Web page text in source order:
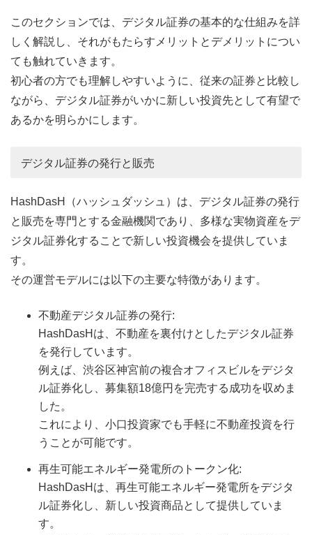
このセクションでは、デジタル証券の基本的な仕組みを詳
しく解説し、それがもたらすメリットとデメリットについ
ても触れていきます。
初心者の方でも理解しやすいように、従来の証券と比較し
ながら、デジタル証券がいかに新しい投資先として有望で
あるかを明らかにします。
デジタル証券の発行と販売
HashDasH（ハッシュダッシュ）は、デジタル証券の発行
と販売を専門とする金融機関であり、多様な実物資産をデ
ジタル証券化することで新しい投資機会を提供していま
す。
その運営モデルには以下の主要な特徴があります。
不動産デジタル証券の発行:
HashDasHは、不動産を裏付けとしたデジタル証券
を発行しています。
例えば、渋谷区神宮前の複合オフィスビルをデジタ
ル証券化し、募集額18億円を完売する成功を収めま
した。
これにより、小口投資家でも手軽に不動産投資を行
うことが可能です。
再生可能エネルギー発電所のトークン化:
HashDasHは、再生可能エネルギー発電所をデジタ
ル証券化し、新しい投資商品として提供していま
す。